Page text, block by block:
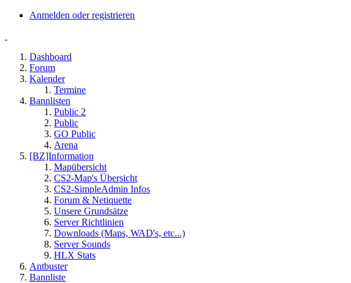
Anmelden oder registrieren
Dashboard
Forum
Kalender
Termine
Bannlisten
Public 2
Public
GO Public
Arena
[BZ]Information
Mapübersicht
CS2-Map's Übersicht
CS2-SimpleAdmin Infos
Forum & Netiquette
Unsere Grundsätze
Server Richtlinien
Downloads (Maps, WAD's, etc...)
Server Sounds
HLX Stats
Antbuster
Bannliste